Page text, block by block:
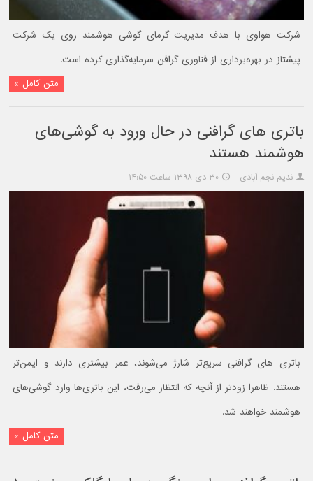
شرکت هواوی با هدف مدیریت گرمای گوشی هوشمند روی یک شرکت
پیشتاز در بهره‌برداری از فناوری گرافن سرمایه‌گذاری کرده است.
متن کامل »
باتری های گرافنی در حال ورود به گوشی‌های
هوشمند هستند
ندیم نجم آبادی ۳۰ دی ۱۳۹۸ ساعت ۱۴:۵۰
باتری های گرافنی سریع‌تر شارژ می‌شوند، عمر بیشتری دارند و ایمن‌تر
هستند. ظاهرا زودتر از آنچه که انتظار می‌رفت، این باتری‌ها وارد گوشی‌های
هوشمند خواهند شد.
متن کامل »